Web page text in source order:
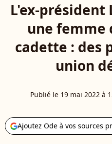
L'ex-président
une femme
cadette : des
union
Publié le 19 mai 2022 à
Ajoutez Ode à vos sources